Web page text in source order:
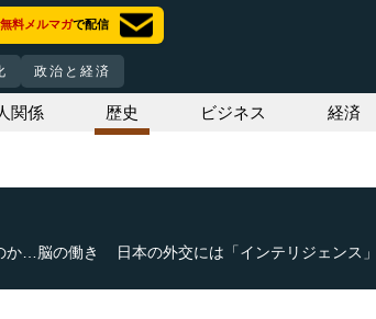
無料メルマガで配信
政治と経済
関係 歴史 ビジネス 経済
か…脳の働き
日本の外交には「インテリジェンス